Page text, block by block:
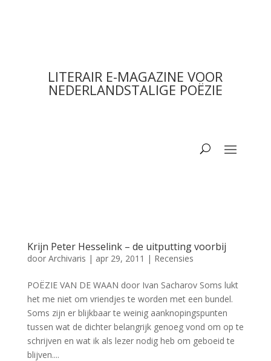
LITERAIR E-MAGAZINE VOOR
NEDERLANDSTALIGE POËZIE
Krijn Peter Hesselink – de uitputting voorbij
door Archivaris | apr 29, 2011 | Recensies
POËZIE VAN DE WAAN door Ivan Sacharov Soms lukt
het me niet om vriendjes te worden met een bundel.
Soms zijn er blijkbaar te weinig aanknopingspunten
tussen wat de dichter belangrijk genoeg vond om op te
schrijven en wat ik als lezer nodig heb om geboeid te
blijven....